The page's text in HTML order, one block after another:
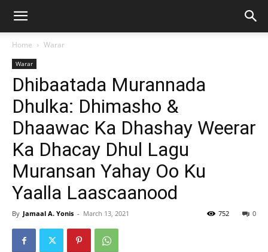
Home Warar
Warar
Dhibaatada Murannada
Dhulka: Dhimasho &
Dhaawac Ka Dhashay Weerar
Ka Dhacay Dhul Lagu
Muransan Yahay Oo Ku
Yaalla Laascaanood
By Jamaal A. Yonis - March 13, 2021 0
752